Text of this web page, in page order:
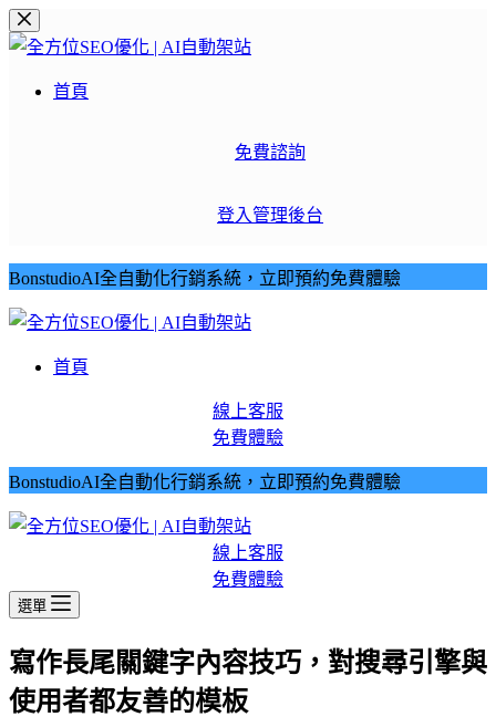
跳
至
首頁
免費諮詢
登入管理後台
BonstudioAI全自動化行銷系統，立即預約免費體驗
首頁
線上客服
免費體驗
BonstudioAI全自動化行銷系統，立即預約免費體驗
線上客服
免費體驗
選單
寫作長尾關鍵字內容技巧，對搜尋引擎與
使用者都友善的模板